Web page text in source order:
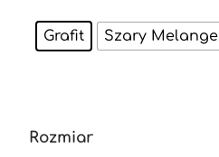
Grafit Szary Melange
Rozmiar